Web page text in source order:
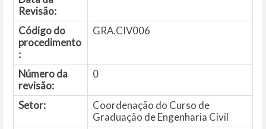
Revisão:
Código do
procedimento
:
GRA.CIV006
Número da
revisão:
0
Setor:
Coordenação do Curso de
Graduação de Engenharia Civil